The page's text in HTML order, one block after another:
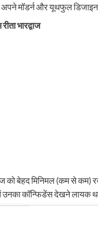
मॉडर्न और यूथफुल डिजाइन
भारद्वाज
बेहद मिनिमल (कम से कम)
उनका कॉन्फिडेंस देखने लायक